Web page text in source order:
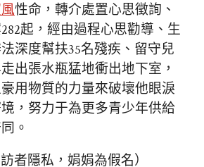
性命，轉介處置心思徵詢、
起，經由過程心思勸導、生
深度幫扶35名殘疾、留守兒
出張水瓶猛地衝出地下室，
用物質的力量來破壞他眼淚
，努力于為更多青少年供給
。
者隱私，娟娟為假名）